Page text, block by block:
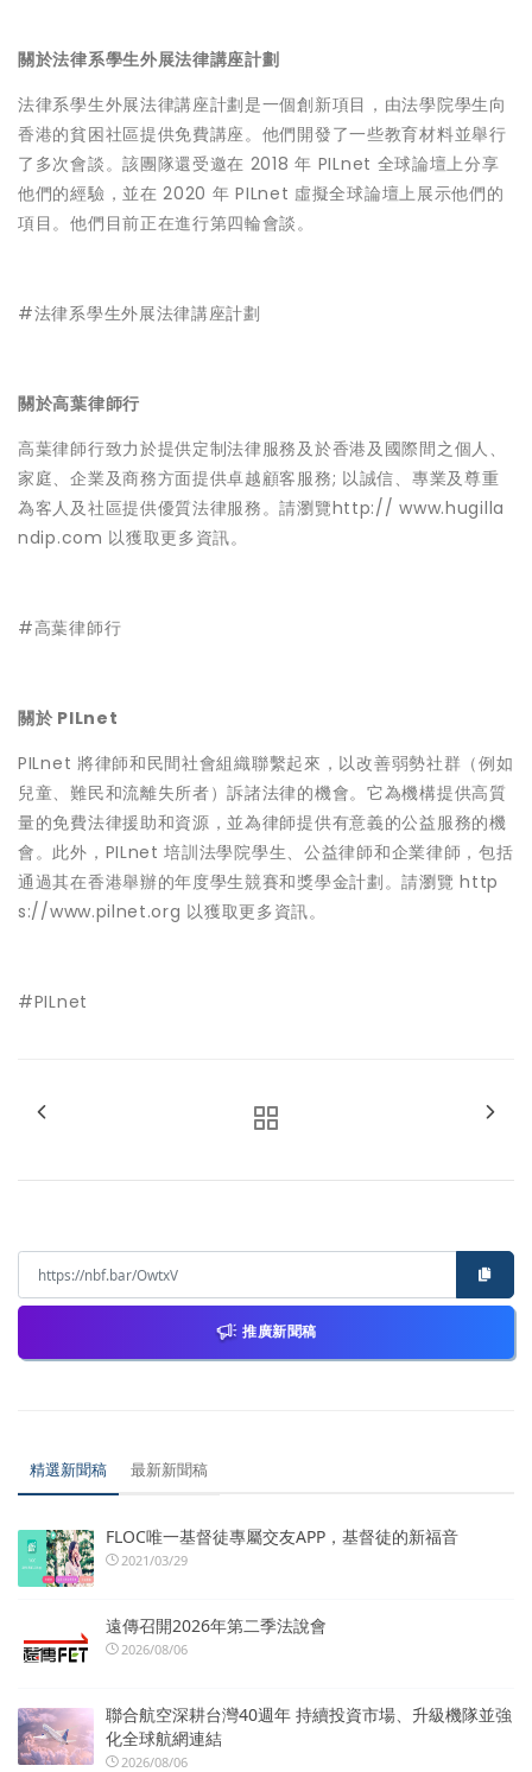
關於法律系學生外展法律講座計劃
法律系學生外展法律講座計劃是一個創新項目，由法學院學生向
香港的貧困社區提供免費講座。他們開發了一些教育材料並舉行
了多次會談。該團隊還受邀在 2018 年 PILnet 全球論壇上分享
他們的經驗，並在 2020 年 PILnet 虛擬全球論壇上展示他們的
項目。他們目前正在進行第四輪會談。
#法律系學生外展法律講座計劃
關於高葉律師行
高葉律師行致力於提供定制法律服務及於香港及國際間之個人、
家庭、企業及商務方面提供卓越顧客服務; 以誠信、專業及尊重
為客人及社區提供優質法律服務。請瀏覽http:// www.hugilla
ndip.com 以獲取更多資訊。
#高葉律師行
關於 PILnet
PILnet 將律師和民間社會組織聯繫起來，以改善弱勢社群（例如
兒童、難民和流離失所者）訴諸法律的機會。它為機構提供高質
量的免費法律援助和資源，並為律師提供有意義的公益服務的機
會。此外，PILnet 培訓法學院學生、公益律師和企業律師，包括
通過其在香港舉辦的年度學生競賽和獎學金計劃。請瀏覽 http
s://www.pilnet.org 以獲取更多資訊。
#PILnet
推廣新聞稿
精選新聞稿 最新新聞稿
FLOC唯一基督徒專屬交友APP，基督徒的新福音
2021/03/29
遠傳召開2026年第二季法說會
2026/08/06
聯合航空深耕台灣40週年 持續投資市場、升級機隊並強
化全球航網連結
2026/08/06